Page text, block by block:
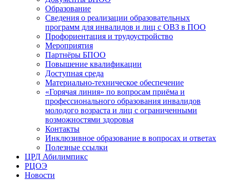
Образование
Сведения о реализации образовательных
программ для инвалидов и лиц с ОВЗ в ПОО
Профориентация и трудоустройство
Мероприятия
Партнёры БПОО
Повышение квалификации
Доступная среда
Материально-техническое обеспечение
«Горячая линия» по вопросам приёма и
профессионального образования инвалидов
молодого возраста и лиц с ограниченными
возможностями здоровья
Контакты
Инклюзивное образование в вопросах и ответах
Полезные ссылки
ЦРД Абилимпикс
РЦОЭ
Новости